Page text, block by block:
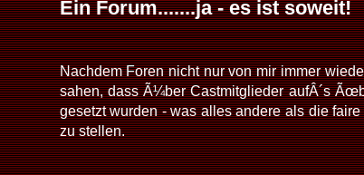
Ein Forum.......ja - es ist soweit!
Nachdem Foren nicht nur von mir immer
sahen, dass Ã¼ber Castmitglieder aufÂ´s
gesetzt wurden - was alles andere als die
zu stellen.